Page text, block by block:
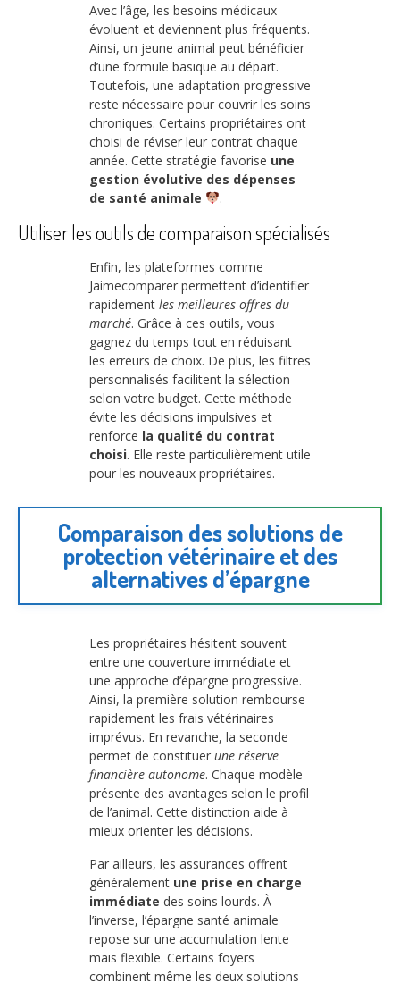
Avec l’âge, les besoins médicaux
évoluent et deviennent plus fréquents.
Ainsi, un jeune animal peut bénéficier
d’une formule basique au départ.
Toutefois, une adaptation progressive
reste nécessaire pour couvrir les soins
chroniques. Certains propriétaires ont
choisi de réviser leur contrat chaque
année. Cette stratégie favorise une
gestion évolutive des dépenses
de santé animale
.
Utiliser les outils de comparaison spécialisés
Enfin, les plateformes comme
Jaimecomparer permettent d’identifier
rapidement les meilleures offres du
marché. Grâce à ces outils, vous
gagnez du temps tout en réduisant
les erreurs de choix. De plus, les filtres
personnalisés facilitent la sélection
selon votre budget. Cette méthode
évite les décisions impulsives et
renforce la qualité du contrat
choisi. Elle reste particulièrement utile
pour les nouveaux propriétaires.
Comparaison des solutions de
protection vétérinaire et des
alternatives d’épargne
Les propriétaires hésitent souvent
entre une couverture immédiate et
une approche d’épargne progressive.
Ainsi, la première solution rembourse
rapidement les frais vétérinaires
imprévus. En revanche, la seconde
permet de constituer une réserve
financière autonome. Chaque modèle
présente des avantages selon le profil
de l’animal. Cette distinction aide à
mieux orienter les décisions.
Par ailleurs, les assurances offrent
généralement une prise en charge
immédiate des soins lourds. À
l’inverse, l’épargne santé animale
repose sur une accumulation lente
mais flexible. Certains foyers
combinent même les deux solutions